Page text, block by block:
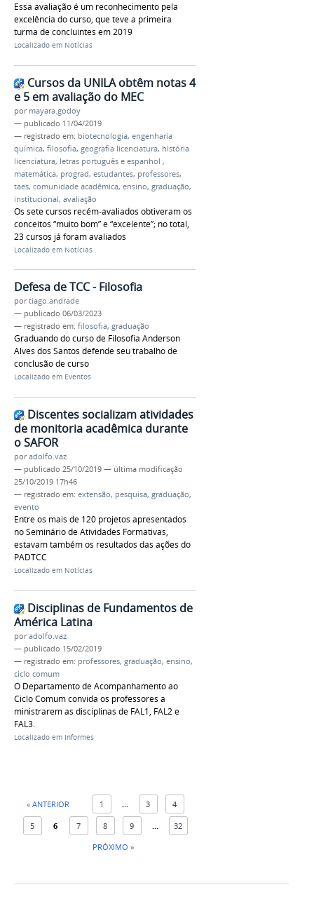
Essa avaliação é um reconhecimento pela
excelência do curso, que teve a primeira
turma de concluintes em 2019
Localizado em Notícias
Cursos da UNILA obtêm notas 4
e 5 em avaliação do MEC
por mayara.godoy
— publicado 11/04/2019
— registrado em: biotecnologia, engenharia
química, filosofia, geografia licenciatura, história
licenciatura, letras português e espanhol ,
matemática, prograd, estudantes, professores,
taes, comunidade acadêmica, ensino, graduação,
institucional, avaliação
Os sete cursos recém-avaliados obtiveram os
conceitos “muito bom” e “excelente”; no total,
23 cursos já foram avaliados
Localizado em Notícias
Defesa de TCC - Filosofia
portiago.andrade
— publicado 06/03/2023
— registrado em: filosofia, graduação
Graduando do curso de Filosofia Anderson
Alves dos Santos defende seu trabalho de
conclusão de curso
Localizado em Eventos
Discentes socializam atividades
de monitoria acadêmica durante
o SAFOR
poradolfo.vaz
— publicado 25/10/2019 — última modificação
25/10/2019 17h46
— registrado em: extensão, pesquisa, graduação,
evento
Entre os mais de 120 projetos apresentados
no Seminário de Atividades Formativas,
estavam também os resultados das ações do
PADTCC
Localizado em Notícias
Disciplinas de Fundamentos de
América Latina
poradolfo.vaz
— publicado 15/02/2019
— registrado em: professores, graduação, ensino,
ciclo comum
O Departamento de Acompanhamento ao
Ciclo Comum convida os professores a
ministrarem as disciplinas de FAL1, FAL2 e
FAL3.
Localizado em Informes
« ANTERIOR 1 3 4
5 6 7 8 9
32
PRÓXIMO »